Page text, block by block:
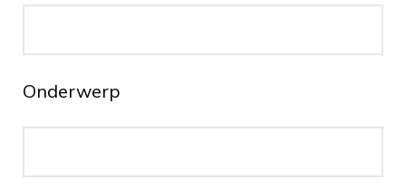
Onderwerp